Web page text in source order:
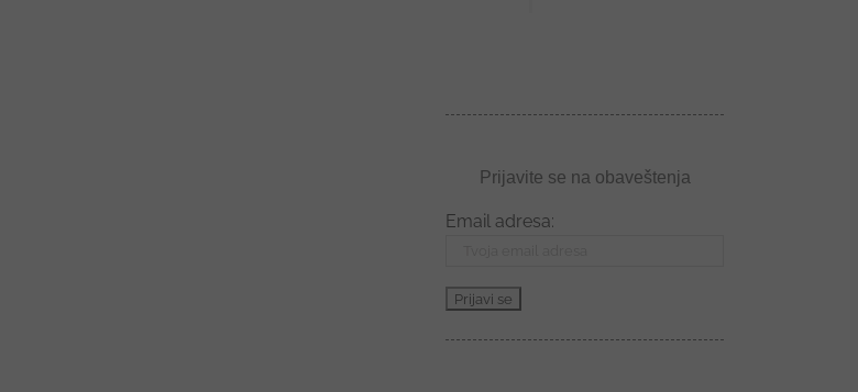
Prijavite se na obaveštenja
Email adresa: